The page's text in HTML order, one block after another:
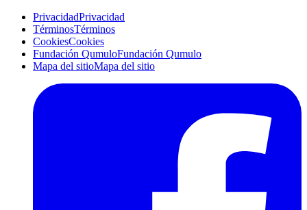
PrivacidadPrivacidad
TérminosTérminos
CookiesCookies
Fundación QumuloFundación Qumulo
Mapa del sitioMapa del sitio